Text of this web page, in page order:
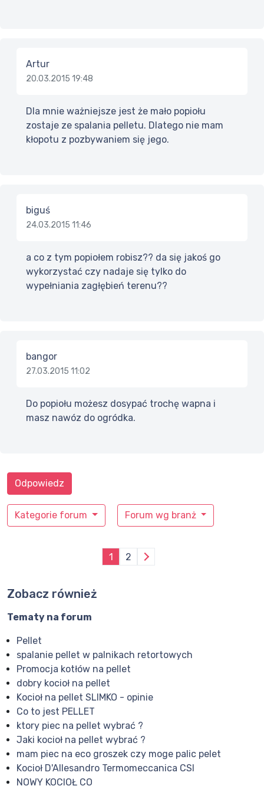
Artur
20.03.2015 19:48
Dla mnie ważniejsze jest że mało popiołu
zostaje ze spalania pelletu. Dlatego nie mam
kłopotu z pozbywaniem się jego.
biguś
24.03.2015 11:46
a co z tym popiołem robisz?? da się jakoś go
wykorzystać czy nadaje się tylko do
wypełniania zagłębień terenu??
bangor
27.03.2015 11:02
Do popiołu możesz dosypać trochę wapna i
masz nawóz do ogródka.
Kategorie forum Forum wg branż
Odpowiedz
1 2
Zobacz również
Tematy na forum
Pellet
spalanie pellet w palnikach retortowych
Promocja kotłów na pellet
dobry kocioł na pellet
Kocioł na pellet SLIMKO - opinie
Co to jest PELLET
ktory piec na pellet wybrać ?
Jaki kocioł na pellet wybrać ?
mam piec na eco groszek czy moge palic pelet
Kocioł D'Allesandro Termomeccanica CSI
NOWY KOCIOŁ CO